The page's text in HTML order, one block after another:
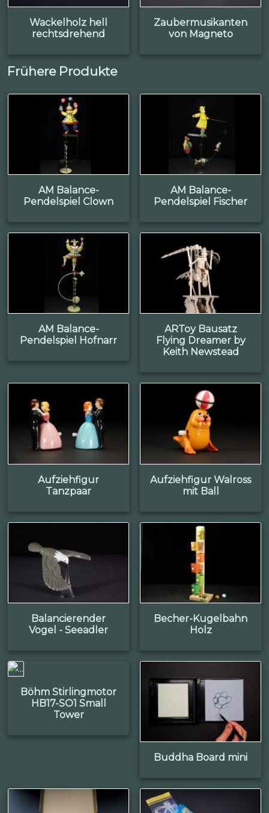
Wackelholz hell
rechtsdrehend
Zaubermusikanten
von Magneto
Frühere Produkte
AM Balance-
Pendelspiel Clown
AM Balance-
Pendelspiel Fischer
AM Balance-
Pendelspiel Hofnarr
ARToy Bausatz
Flying Dreamer by
Keith Newstead
Aufziehfigur
Tanzpaar
Aufziehfigur Walross
mit Ball
Balancierender
Vogel - Seeadler
Becher-Kugelbahn
Holz
Böhm Stirlingmotor
HB17-SO1 Small
Tower
Buddha Board mini